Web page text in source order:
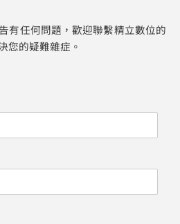
有任何問題，歡迎聯繫精立數位的
您的疑難雜症。